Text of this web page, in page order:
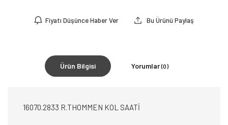
Fiyatı Düşünce Haber Ver Bu Ürünü Paylaş
Ürün Bilgisi Yorumlar(0)
16070.2833 R.THOMMEN KOL SAATİ